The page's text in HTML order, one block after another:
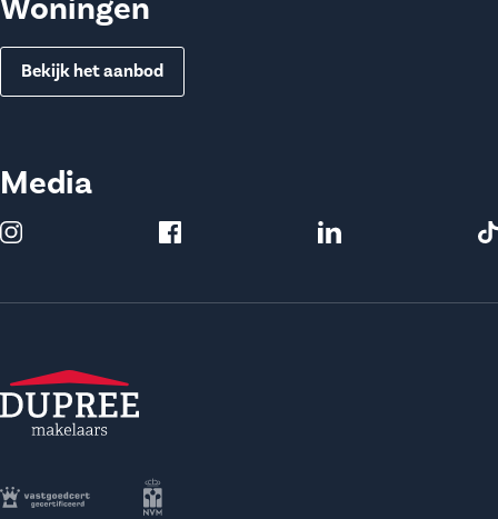
Woningen
Bekijk het aanbod
Media